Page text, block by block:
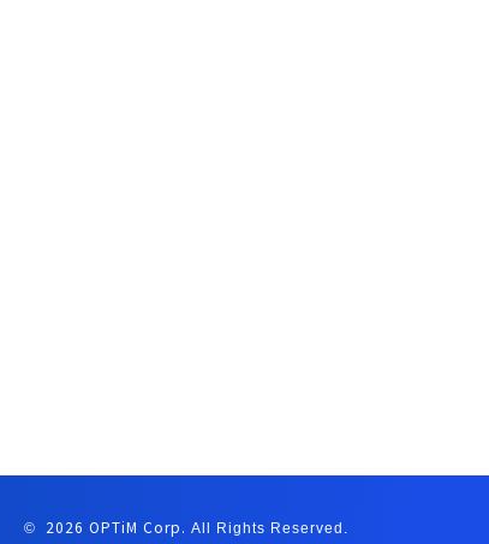
© 2026 OPTiM Corp. All Rights Reserved.